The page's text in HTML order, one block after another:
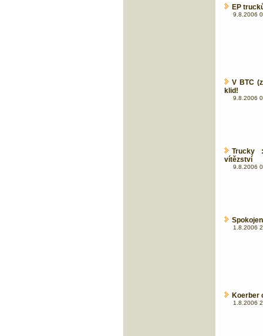
EP
9.8.2006
V BTC
klid!
9.8.2006
Trucky
vítězství
9.8.2006
1.8.2006
Koerber
1.8.2006